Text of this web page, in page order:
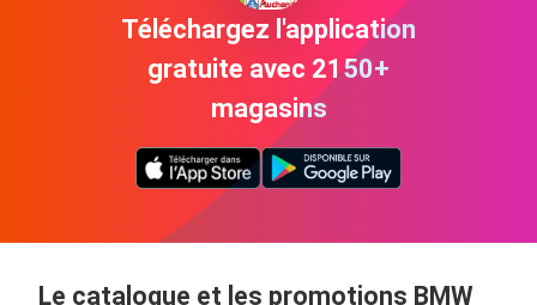
Téléchargez l'application
gratuite avec 2150+
magasins
Le catalogue et les promotions BMW